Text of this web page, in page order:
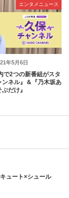
年5月6日
エンタメニュース
で2つの新番組がスタ
ンネル』＆『乃木坂あ
ぶだけ』
ュート×シュール